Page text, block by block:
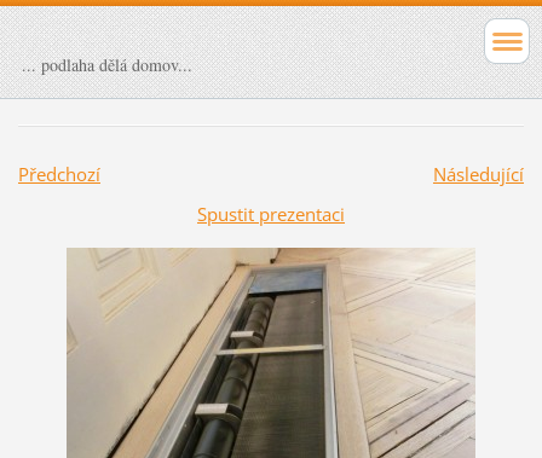
... podlaha dělá domov...
Předchozí
Následující
Spustit prezentaci